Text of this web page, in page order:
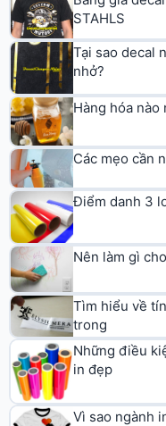
STAHLS
Tại sao decal
nhở?
Hàng hóa nào
Các mẹo cần
Điểm danh 3
Nên làm gì
Tìm hiểu về
trong
Những điều
in đẹp
Vì sao ngành